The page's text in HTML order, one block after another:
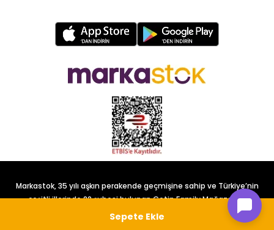
Markastok, 35 yılı aşkın perakende geçmişine sahip ve Türkiye’nin
çeşitli illerinde 22 şubesi bulunan Çetin Family Mağazacılık
tarafından kurulmuştur.